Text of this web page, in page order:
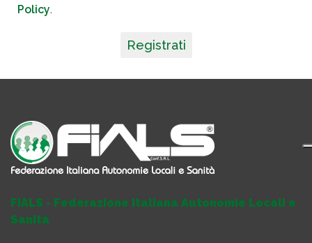
Policy.
Registrati
FIALS - Federazione Italiana Autonomie Locali e
Sanità